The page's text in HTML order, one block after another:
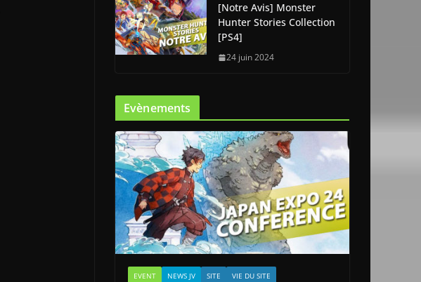
[Notre Avis] Monster
Hunter Stories Collection
[PS4]
24 juin 2024
Evènements
EVENT NEWS JV SITE VIE DU SITE